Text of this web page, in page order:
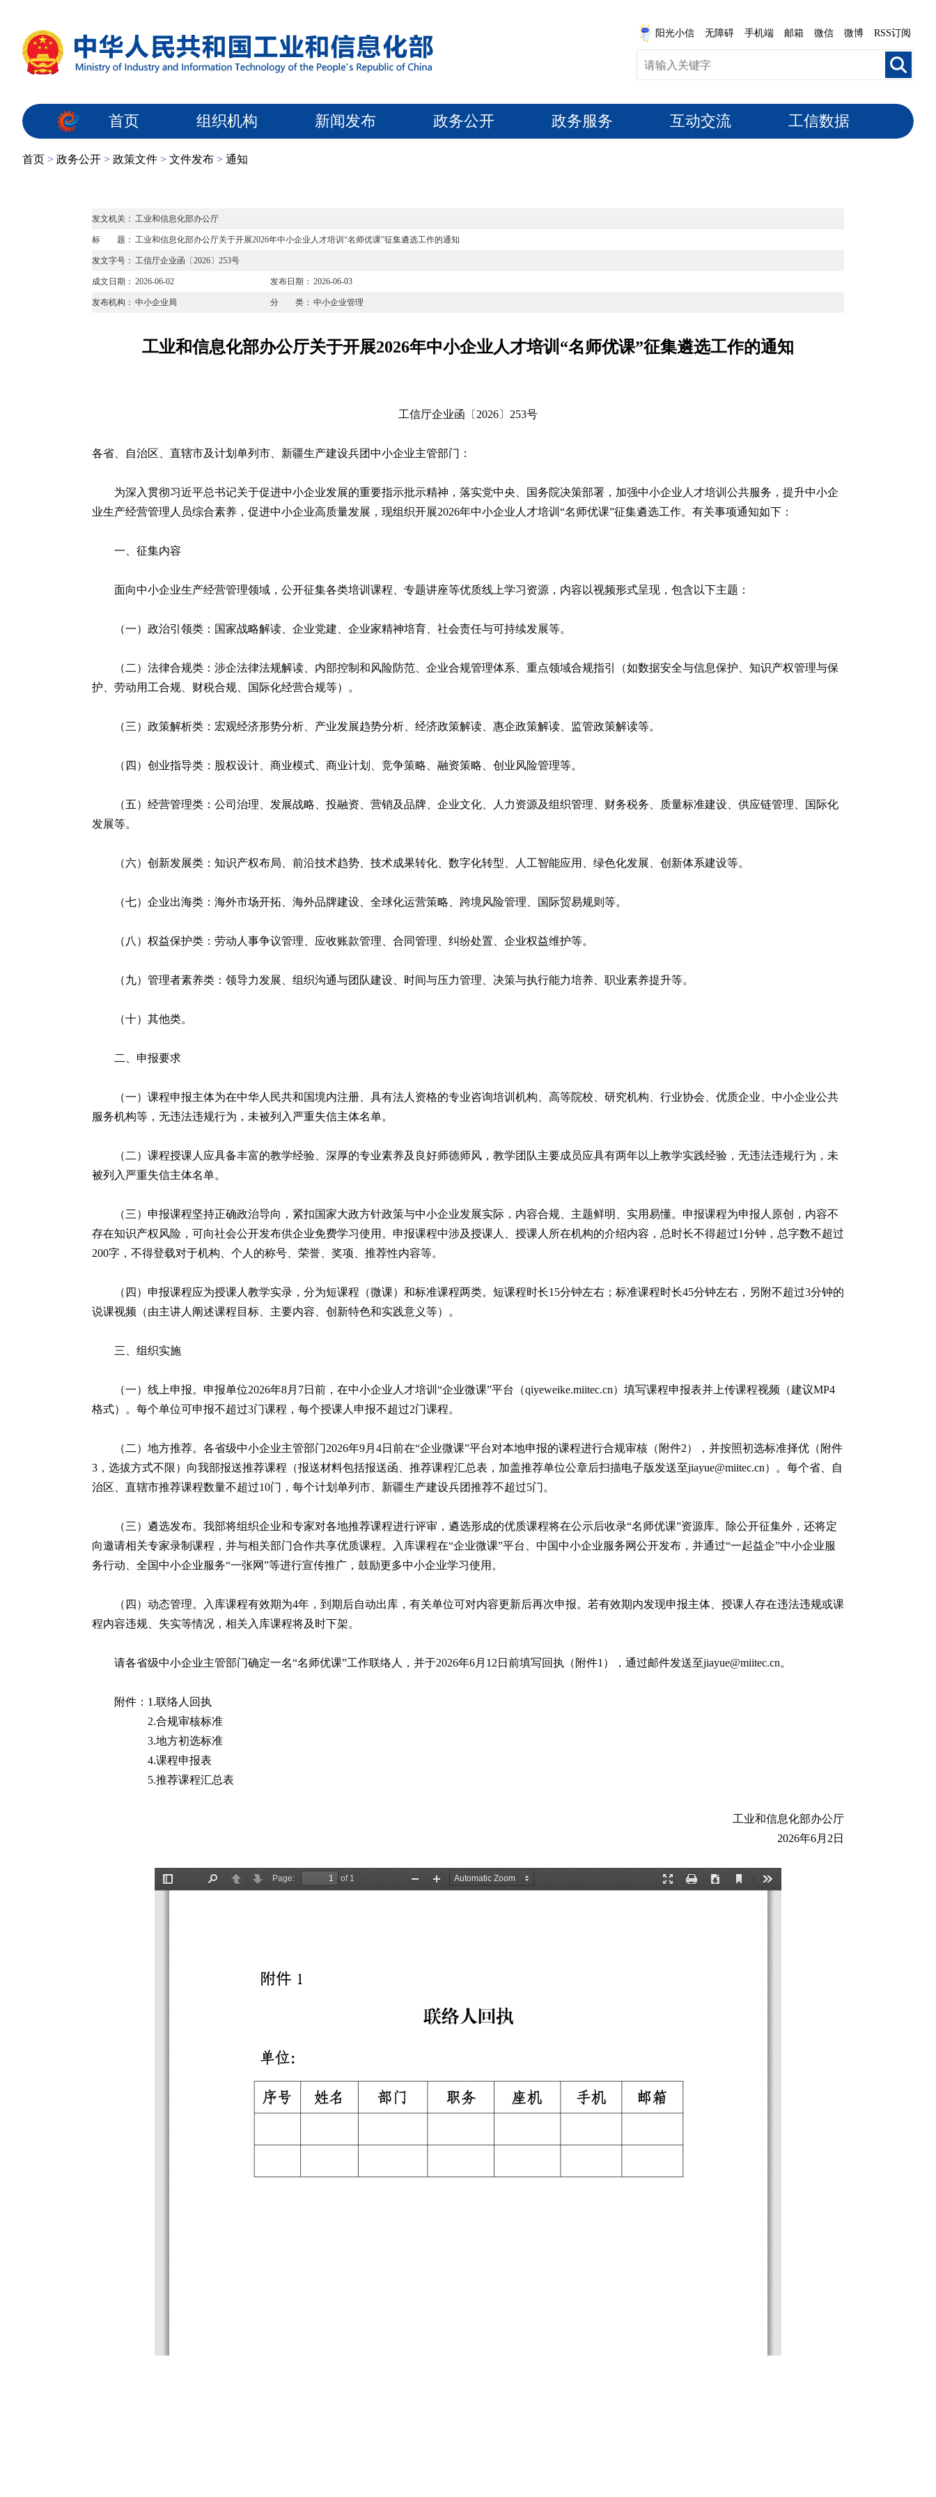
阳光小信 无障碍 手机端 邮箱 微信 微博 RSS订阅
首页 组织机构 新闻发布 政务公开 政务服务 互动交流 工信数据
首页 > 政务公开 > 政策文件 > 文件发布 > 通知
发文机关： 工业和信息化部办公厅
标 题： 工业和信息化部办公厅关于开展2026年中小企业人才培训“名师优课”征集遴选工作的通知
发文字号： 工信厅企业函〔2026〕253号
成文日期： 2026-06-02 发布日期： 2026-06-03
发布机构： 中小企业局 分 类： 中小企业管理
工业和信息化部办公厅关于开展2026年中小企业人才培训“名师优课”征集遴选工作的通知
工信厅企业函〔2026〕253号
各省、自治区、直辖市及计划单列市、新疆生产建设兵团中小企业主管部门：
为深入贯彻习近平总书记关于促进中小企业发展的重要指示批示精神，落实党中央、国务院决策部署，加强中小企业人才培训公共服务，提升中小企
业生产经营管理人员综合素养，促进中小企业高质量发展，现组织开展2026年中小企业人才培训“名师优课”征集遴选工作。有关事项通知如下：
一、征集内容
面向中小企业生产经营管理领域，公开征集各类培训课程、专题讲座等优质线上学习资源，内容以视频形式呈现，包含以下主题：
（一）政治引领类：国家战略解读、企业党建、企业家精神培育、社会责任与可持续发展等。
（二）法律合规类：涉企法律法规解读、内部控制和风险防范、企业合规管理体系、重点领域合规指引（如数据安全与信息保护、知识产权管理与保
护、劳动用工合规、财税合规、国际化经营合规等）。
（三）政策解析类：宏观经济形势分析、产业发展趋势分析、经济政策解读、惠企政策解读、监管政策解读等。
（四）创业指导类：股权设计、商业模式、商业计划、竞争策略、融资策略、创业风险管理等。
（五）经营管理类：公司治理、发展战略、投融资、营销及品牌、企业文化、人力资源及组织管理、财务税务、质量标准建设、供应链管理、国际化
发展等。
（六）创新发展类：知识产权布局、前沿技术趋势、技术成果转化、数字化转型、人工智能应用、绿色化发展、创新体系建设等。
（七）企业出海类：海外市场开拓、海外品牌建设、全球化运营策略、跨境风险管理、国际贸易规则等。
（八）权益保护类：劳动人事争议管理、应收账款管理、合同管理、纠纷处置、企业权益维护等。
（九）管理者素养类：领导力发展、组织沟通与团队建设、时间与压力管理、决策与执行能力培养、职业素养提升等。
（十）其他类。
二、申报要求
（一）课程申报主体为在中华人民共和国境内注册、具有法人资格的专业咨询培训机构、高等院校、研究机构、行业协会、优质企业、中小企业公共
服务机构等，无违法违规行为，未被列入严重失信主体名单。
（二）课程授课人应具备丰富的教学经验、深厚的专业素养及良好师德师风，教学团队主要成员应具有两年以上教学实践经验，无违法违规行为，未
被列入严重失信主体名单。
（三）申报课程坚持正确政治导向，紧扣国家大政方针政策与中小企业发展实际，内容合规、主题鲜明、实用易懂。申报课程为申报人原创，内容不
存在知识产权风险，可向社会公开发布供企业免费学习使用。申报课程中涉及授课人、授课人所在机构的介绍内容，总时长不得超过1分钟，总字数不超过
200字，不得登载对于机构、个人的称号、荣誉、奖项、推荐性内容等。
（四）申报课程应为授课人教学实录，分为短课程（微课）和标准课程两类。短课程时长15分钟左右；标准课程时长45分钟左右，另附不超过3分钟的
说课视频（由主讲人阐述课程目标、主要内容、创新特色和实践意义等）。
三、组织实施
（一）线上申报。申报单位2026年8月7日前，在中小企业人才培训“企业微课”平台（qiyeweike.miitec.cn）填写课程申报表并上传课程视频（建议MP4
格式）。每个单位可申报不超过3门课程，每个授课人申报不超过2门课程。
（二）地方推荐。各省级中小企业主管部门2026年9月4日前在“企业微课”平台对本地申报的课程进行合规审核（附件2），并按照初选标准择优（附件
3，选拔方式不限）向我部报送推荐课程（报送材料包括报送函、推荐课程汇总表，加盖推荐单位公章后扫描电子版发送至jiayue@miitec.cn）。每个省、自
治区、直辖市推荐课程数量不超过10门，每个计划单列市、新疆生产建设兵团推荐不超过5门。
（三）遴选发布。我部将组织企业和专家对各地推荐课程进行评审，遴选形成的优质课程将在公示后收录“名师优课”资源库。除公开征集外，还将定
向邀请相关专家录制课程，并与相关部门合作共享优质课程。入库课程在“企业微课”平台、中国中小企业服务网公开发布，并通过“一起益企”中小企业服
务行动、全国中小企业服务“一张网”等进行宣传推广，鼓励更多中小企业学习使用。
（四）动态管理。入库课程有效期为4年，到期后自动出库，有关单位可对内容更新后再次申报。若有效期内发现申报主体、授课人存在违法违规或课
程内容违规、失实等情况，相关入库课程将及时下架。
请各省级中小企业主管部门确定一名“名师优课”工作联络人，并于2026年6月12日前填写回执（附件1），通过邮件发送至jiayue@miitec.cn。
附件：1.联络人回执
2.合规审核标准
3.地方初选标准
4.课程申报表
5.推荐课程汇总表
工业和信息化部办公厅
2026年6月2日